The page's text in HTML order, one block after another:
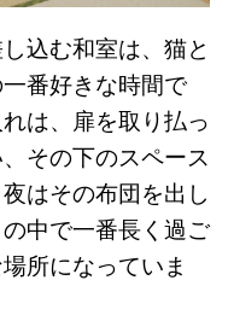
込む和室は、猫と
番好きな時間で
は、扉を取り払っ
その下のスペース
はその布団を出し
中で一番長く過ご
所になっていま